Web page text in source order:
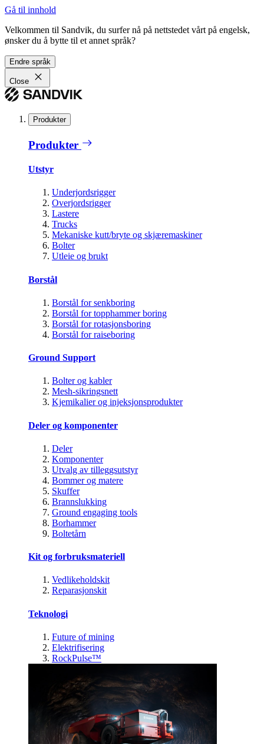
Gå til innhold
Velkommen til Sandvik, du surfer nå på nettstedet vårt på engelsk,
ønsker du å bytte til et annet språk?
Endre språk
Close
Produkter
Produkter
Utstyr
Underjordsrigger
Overjordsrigger
Lastere
Trucks
Mekaniske kutt/bryte og skjæremaskiner
Bolter
Utleie og brukt
Borstål
Borstål for senkboring
Borstål for topphammer boring
Borstål for rotasjonsboring
Borstål for raiseboring
Ground Support
Bolter og kabler
Mesh-sikringsnett
Kjemikalier og injeksjonsprodukter
Deler og komponenter
Deler
Komponenter
Utvalg av tilleggsutstyr
Bommer og matere
Skuffer
Brannslukking
Ground engaging tools
Borhammer
Boltetårn
Kit og forbruksmateriell
Vedlikeholdskit
Reparasjonskit
Teknologi
Future of mining
Elektrifisering
RockPulse™